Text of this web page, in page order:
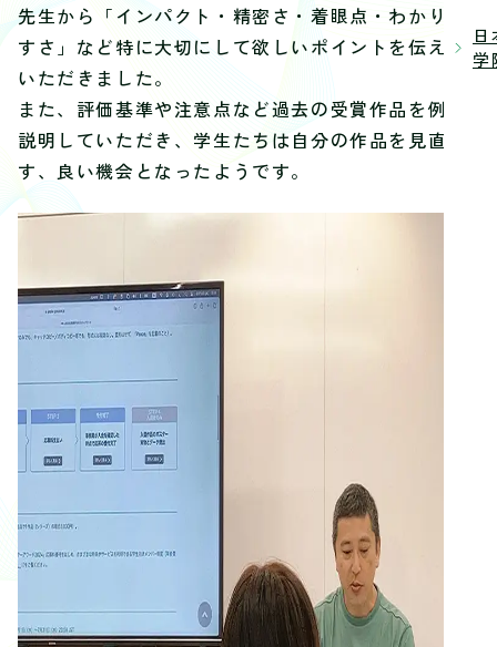
学
先生から「インパクト・精密さ・着眼点・わかりや
すさ」など特に大切にして欲しいポイントを伝えて
いただきました。
また、評価基準や注意点など過去の受賞作品を例に
説明していただき、学生たちは自分の作品を見直
す、良い機会となったようです。